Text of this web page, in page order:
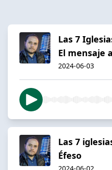
Las 7
El mensaje
2024-06-03
Las 7
Éfeso